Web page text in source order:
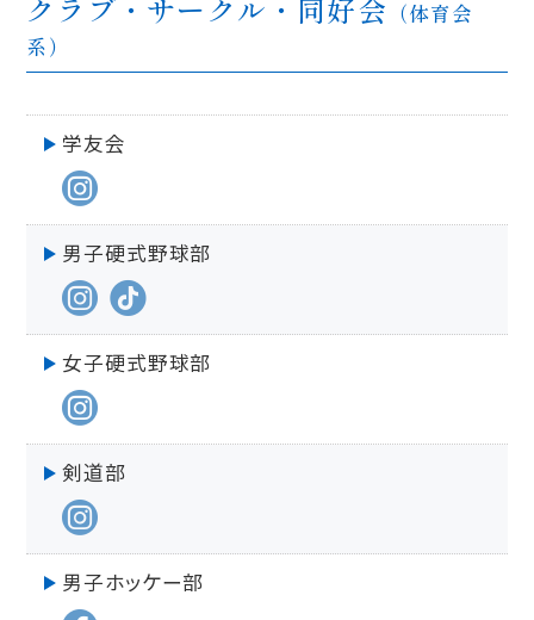
クラブ・サークル・同好会 （体育会
系）
学友会
男子硬式野球部
女子硬式野球部
剣道部
男子ホッケー部